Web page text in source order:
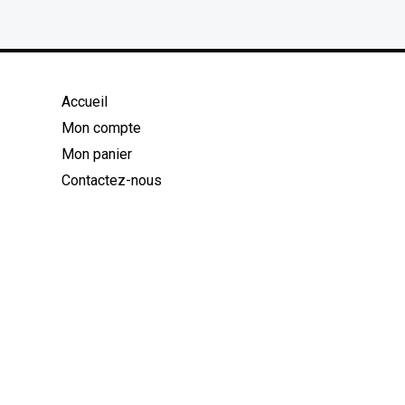
Accueil
Mon compte
Mon panier
Contactez-nous